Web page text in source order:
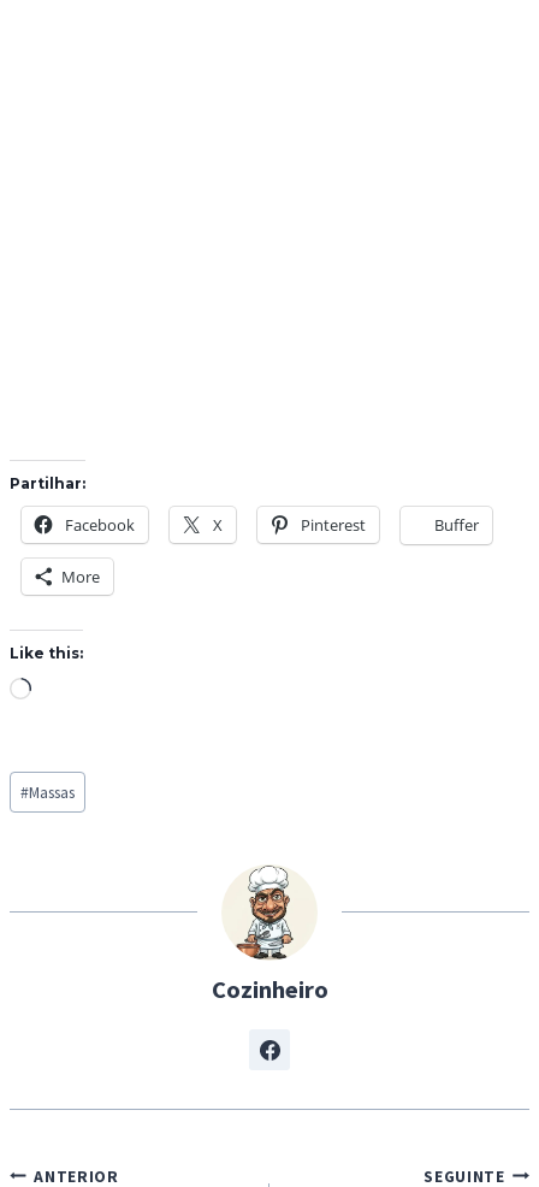
Partilhar:
Facebook X Pinterest Buffer
More
Like this:
L
d
i
…
Post
Tags:
#Massas
Cozinheiro
Navegação
ANTERIOR SEGUINTE